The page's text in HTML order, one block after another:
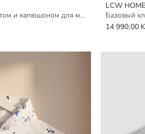
Детский банный халат с принтом и капюшоном для мальчиков
LCW HOME
Базовый
14 990,00